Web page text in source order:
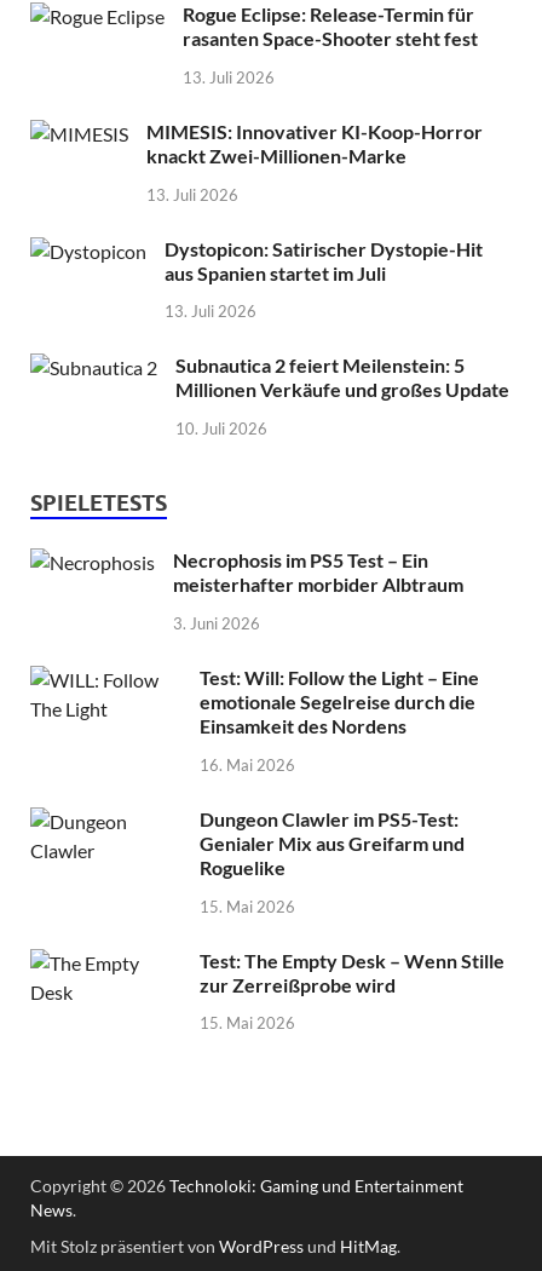
Rogue Eclipse: Release-Termin für
rasanten Space-Shooter steht fest
13. Juli 2026
MIMESIS: Innovativer KI-Koop-Horror
knackt Zwei-Millionen-Marke
13. Juli 2026
Dystopicon: Satirischer Dystopie-Hit
aus Spanien startet im Juli
13. Juli 2026
Subnautica 2 feiert Meilenstein: 5
Millionen Verkäufe und großes Update
10. Juli 2026
SPIELETESTS
Necrophosis im PS5 Test – Ein
meisterhafter morbider Albtraum
3. Juni 2026
Test: Will: Follow the Light – Eine
emotionale Segelreise durch die
Einsamkeit des Nordens
16. Mai 2026
Dungeon Clawler im PS5-Test:
Genialer Mix aus Greifarm und
Roguelike
15. Mai 2026
Test: The Empty Desk – Wenn Stille
zur Zerreißprobe wird
15. Mai 2026
Copyright © 2026Technoloki: Gaming und Entertainment
News.
Mit Stolz präsentiert von WordPressund HitMag.